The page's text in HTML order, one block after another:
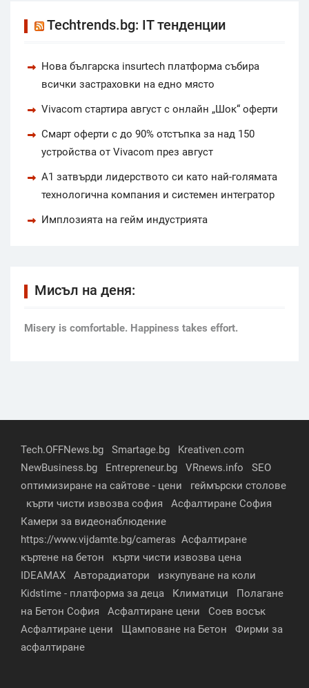
Techtrends.bg: IT тенденции
Нова българска insurtech платформа събира
всички застраховки на едно място
Vivacom стартира август с онлайн „Шок“ оферти
Смарт оферти с до 90% отстъпка за над 150
устройства от Vivacom през август
А1 затвърди лидерството си като най-голямата
технологична компания и системен интегратор
Имплозията на гейм индустрията
Мисъл на деня:
Мisery is comfortable. Happiness takes effort.
Tech.OFFNews.bg Smartage.bg
Kreativen.com
NewBusiness.bg
Entrepreneur.bg VRnews.info
SEO
оптимизиране на сайтове - цени
геймърски столове
кърти чисти извозва софия
Асфалтиране София
Камери за видеонаблюдение
https://www.vijdamte.bg/cameras Асфалтиране
къртене на бетон
кърти чисти извозва цена
IDEAMAX
Авторадиатори
изкупуване на коли
Kidstime - платформа за деца
Климатици
Полагане
на Бетон София
Асфалтиране цени
Соев восък
Асфалтиране цени
Щамповане на Бетон
Фирми за
асфалтиране